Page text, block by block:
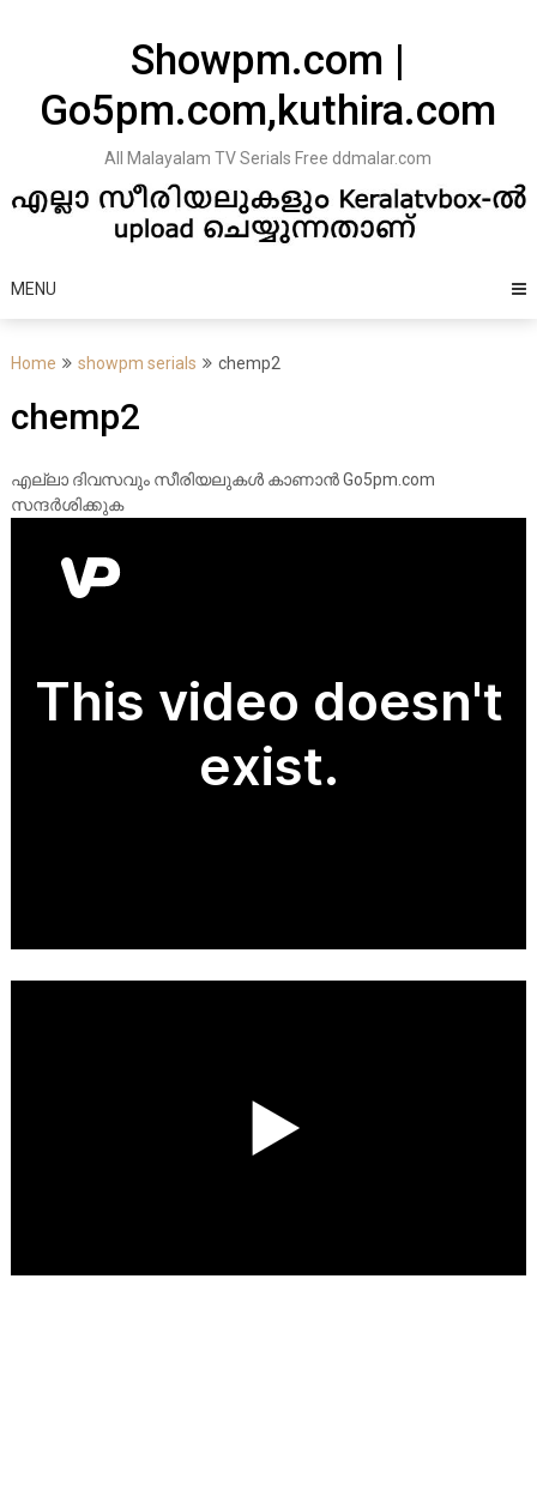
Showpm.com |
Go5pm.com,kuthira.com
All Malayalam TV Serials Free ddmalar.com
MENU
Home showpm serials chemp2
chemp2
എല്ലാ ദിവസവും സീരിയലുകൾ കാണാൻ Go5pm.com
സന്ദർശിക്കുക